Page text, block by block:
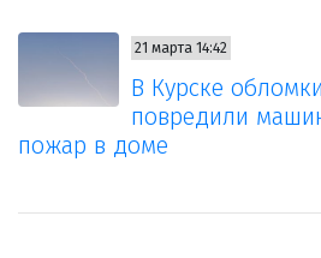
21 марта 14:42
В Курске
повредили
пожар в доме